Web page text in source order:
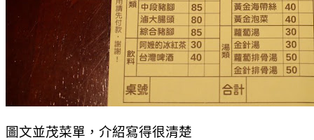
圖文並茂菜單，介紹寫得很清楚